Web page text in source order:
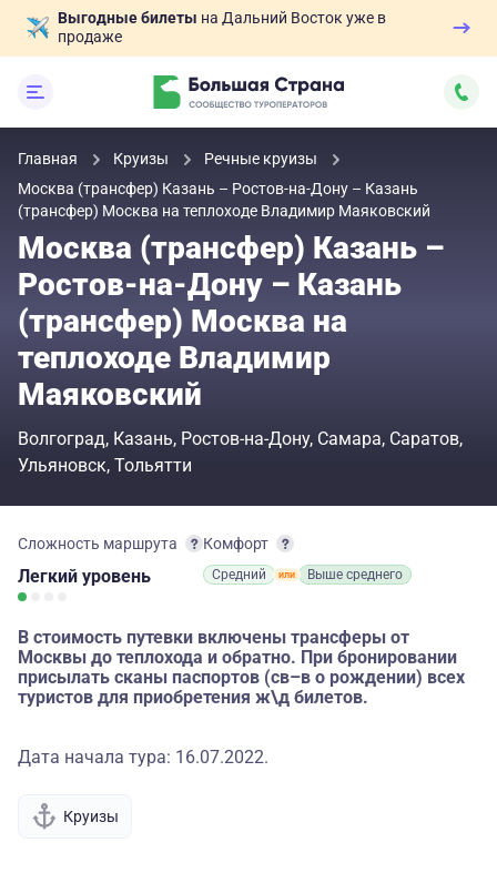
Выгодные билеты на Дальний Восток уже в
продаже
Главная Круизы
Речные круизы
Москва (трансфер) Казань – Ростов-на-Дону – Казань
(трансфер) Москва на теплоходе Владимир Маяковский
Москва (трансфер) Казань –
Ростов-на-Дону – Казань
(трансфер) Москва на
теплоходе Владимир
Маяковский
Волгоград Казань Ростов-на-Дону Самара Саратов
Ульяновск Тольятти
Сложность маршрута
Легкий уровень
Комфорт
Средний Выше среднего
В стоимость путевки включены трансферы от
Москвы до теплохода и обратно. При бронировании
присылать сканы паспортов (св–в о рождении) всех
туристов для приобретения ж\д билетов.
Дата начала тура: 16.07.2022.
Круизы